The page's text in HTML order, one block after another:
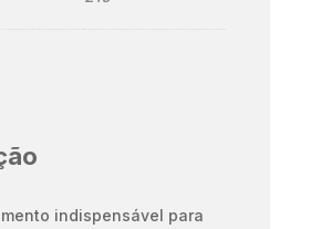
indispensável para